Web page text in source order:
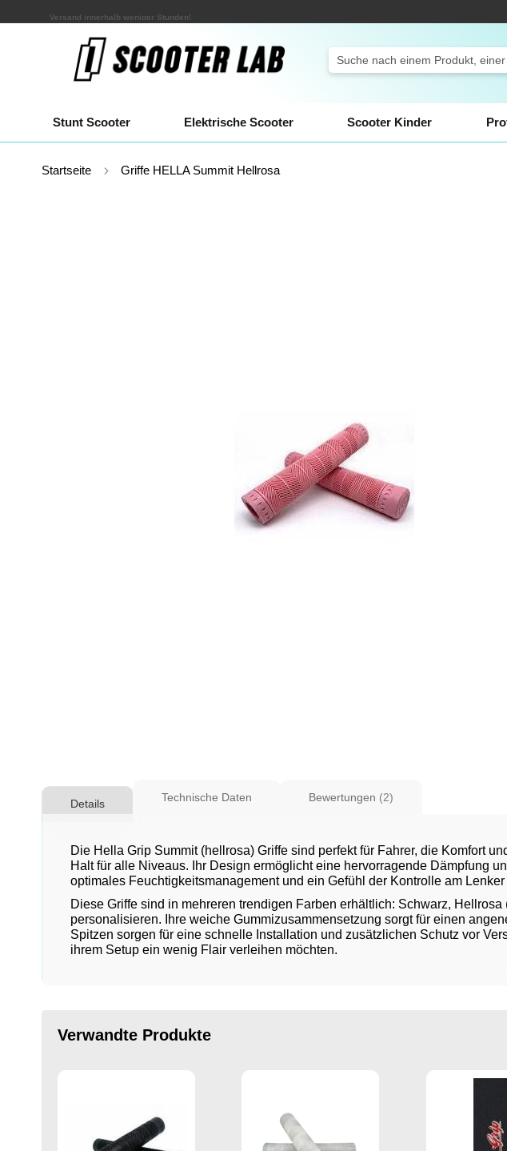
Inhalt
springen
Search
Stunt Scooter Elektrische Scooter Scooter Kinder
Startseite Griffe HELLA Summit Hellrosa
Anfang
springen
Details
Die Hella Grip Summit (hellrosa) Griffe sind perfekt für Fahrer, die Komfort
Halt für alle Niveaus. Ihr Design ermöglicht eine hervorragende Dämpfung
optimales Feuchtigkeitsmanagement und ein Gefühl der Kontrolle am
Diese Griffe sind in mehreren trendigen Farben erhältlich: Schwarz,
personalisieren. Ihre weiche Gummizusammensetzung sorgt für einen
Spitzen sorgen für eine schnelle Installation und zusätzlichen Schutz vor
ihrem Setup ein wenig Flair verleihen möchten.
Technische Daten Bewertungen 2
Verwandte Produkte